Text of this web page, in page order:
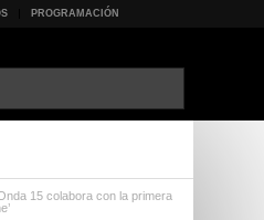
PROGRAMACIÓN
15 colabora con la primera